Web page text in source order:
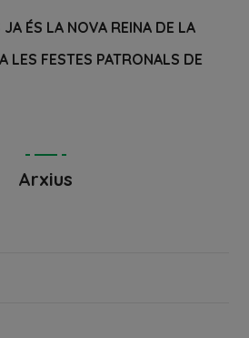
JA ÉS LA NOVA REINA DE LA
LES FESTES PATRONALS DE
Arxius